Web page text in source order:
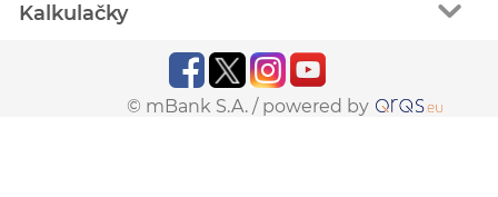
Kalkulačky
© mBank S.A. / powered by